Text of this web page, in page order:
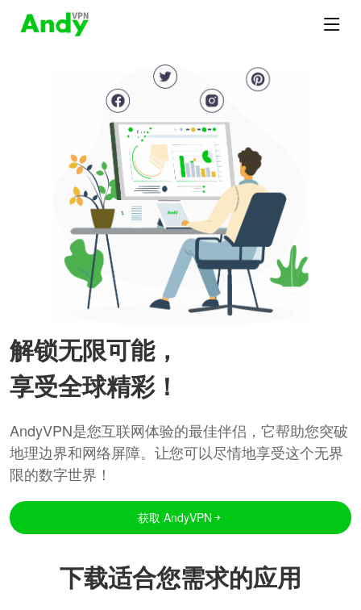
解锁无限可能，
享受全球精彩！
AndyVPN是您互联网体验的最佳伴侣，它帮助您突破
地理边界和网络屏障。让您可以尽情地享受这个无界
限的数字世界！
获取 AndyVPN
下载适合您需求的应用